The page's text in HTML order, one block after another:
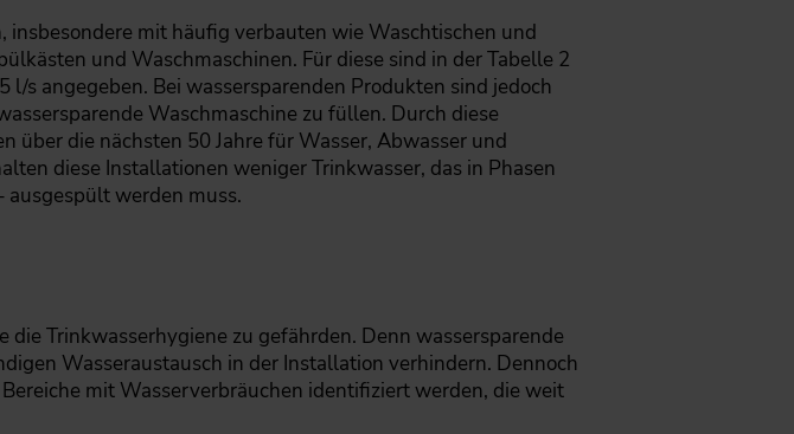
mit häufig verbauten wie Waschtischen und
und Waschmaschinen. Für diese sind in der Tabelle 2
s angegeben. Bei wassersparenden Produkten sind jedoch
Waschmaschine zu füllen. Durch diese
über die nächsten 50 Jahre für Wasser, Abwasser und
diese Installationen weniger Trinkwasser, das in Phasen
werden muss.
Trinkwasserhygiene zu gefährden. Denn wassersparende
Wasseraustausch in der Installation verhindern. Dennoch
mit Wasserverbräuchen identifiziert werden, die weit